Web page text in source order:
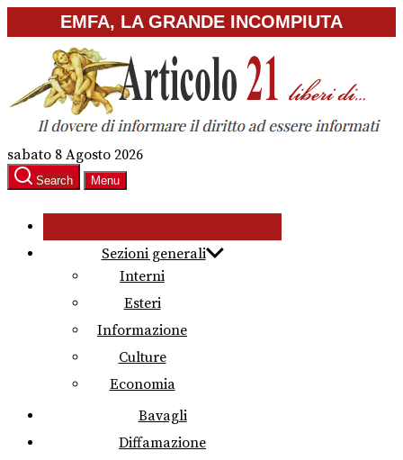
to
content
EMFA, LA GRANDE INCOMPIUTA
sabato 8 Agosto 2026
Search Menu
Sezioni generali
Interni
Esteri
Informazione
Culture
Economia
Bavagli
Diffamazione